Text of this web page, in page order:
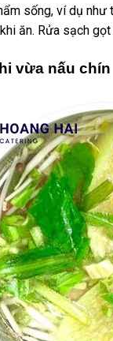
sống, ví dụ
ăn. Rửa sạch
vừa nấu chín